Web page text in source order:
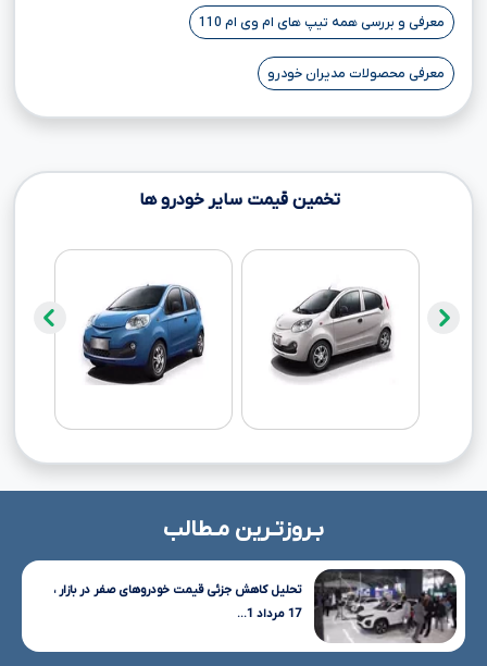
معرفی و بررسی همه تیپ های ام وی ام 110
معرفی محصولات مدیران خودرو
تخمین قیمت سایر خودرو ها
بـروزتـرین مـطالب
تحلیل کاهش جزئی قیمت خودروهای صفر در بازار ،
17 مرداد 1...